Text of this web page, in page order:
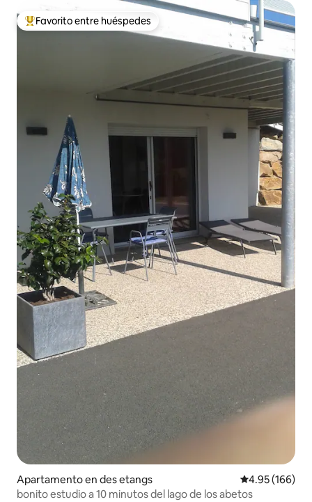
Favorito entre huéspedes preferido
Favorito entre huéspedes
Apartamento en des etangs Calificación
4.95 (166)
bonito estudio a 10 minutos del lago de los abetos